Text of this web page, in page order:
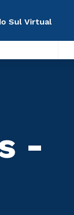
Sul Virtual
-